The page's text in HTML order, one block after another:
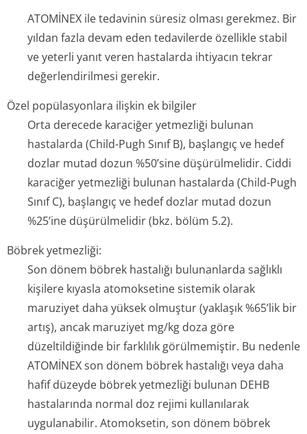
ATOMİNEX ile tedavinin süresiz olması gerekmez. Bir
yıldan fazla devam eden tedavilerde özellikle stabil
ve yeterli yanıt veren hastalarda ihtiyacın tekrar
değerlendirilmesi gerekir.
Özel popülasyonlara ilişkin ek bilgiler
Orta derecede karaciğer yetmezliği bulunan
hastalarda (Child-Pugh Sınıf B), başlangıç ve hedef
dozlar mutad dozun %50’sine düşürülmelidir. Ciddi
karaciğer yetmezliği bulunan hastalarda (Child-Pugh
Sınıf C), başlangıç ve hedef dozlar mutad dozun
%25’ine düşürülmelidir (bkz. bölüm 5.2).
Böbrek yetmezliği:
Son dönem böbrek hastalığı bulunanlarda sağlıklı
kişilere kıyasla atomoksetine sistemik olarak
maruziyet daha yüksek olmuştur (yaklaşık %65’lik bir
artış), ancak maruziyet mg/kg doza göre
düzeltildiğinde bir farklılık görülmemiştir. Bu nedenle
ATOMİNEX son dönem böbrek hastalığı veya daha
hafif düzeyde böbrek yetmezliği bulunan DEHB
hastalarında normal doz rejimi kullanılarak
uygulanabilir. Atomoksetin, son dönem böbrek